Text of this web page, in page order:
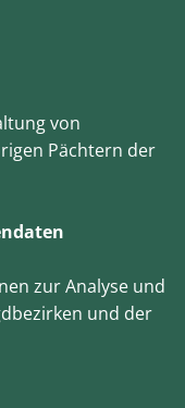
von
Pächtern der
zur Analyse und
und der